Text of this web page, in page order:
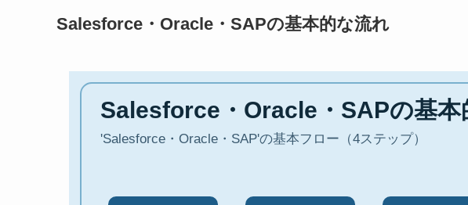
Salesforce・Oracle・SAPの基本的な流れ